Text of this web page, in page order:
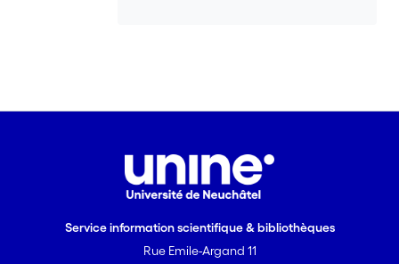
Service information scientifique & bibliothèques
Rue Emile-Argand 11